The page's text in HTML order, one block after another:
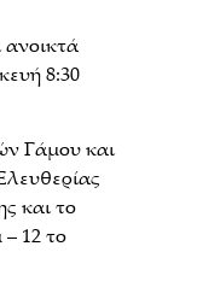
ανοικτά
8:30
Γάμου και
και το
12 το